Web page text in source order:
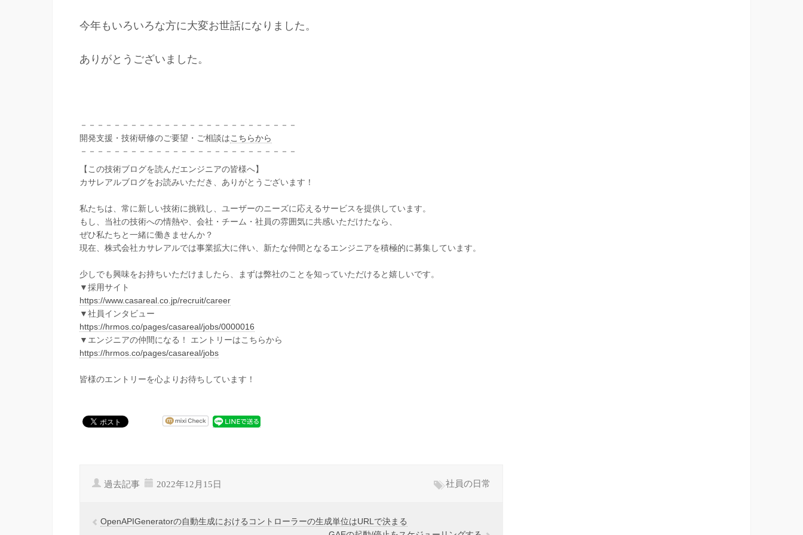
今年もいろいろな方に大変お世話になりました。
ありがとうございました。
－－－－－－－－－－－－－－－－－－－－－－－－－－
開発支援・技術研修のご要望・ご相談はこちらから
－－－－－－－－－－－－－－－－－－－－－－－－－－
【この技術ブログを読んだエンジニアの皆様へ】
カサレアルブログをお読みいただき、ありがとうございます！
私たちは、常に新しい技術に挑戦し、ユーザーのニーズに応えるサービスを提供しています。
もし、当社の技術への情熱や、会社・チーム・社員の雰囲気に共感いただけたなら、
ぜひ私たちと一緒に働きませんか？
現在、株式会社カサレアルでは事業拡大に伴い、新たな仲間となるエンジニアを積極的に募集しています。
少しでも興味をお持ちいただけましたら、まずは弊社のことを知っていただけると嬉しいです。
▼採用サイト
https://www.casareal.co.jp/recruit/career
▼社員インタビュー
https://hrmos.co/pages/casareal/jobs/0000016
▼エンジニアの仲間になる！ エントリーはこちらから
https://hrmos.co/pages/casareal/jobs
皆様のエントリーを心よりお待ちしています！
過去記事 2022年12月15日 社員の日常
OpenAPIGeneratorの自動生成におけるコントローラーの生成単位はURLで決まる